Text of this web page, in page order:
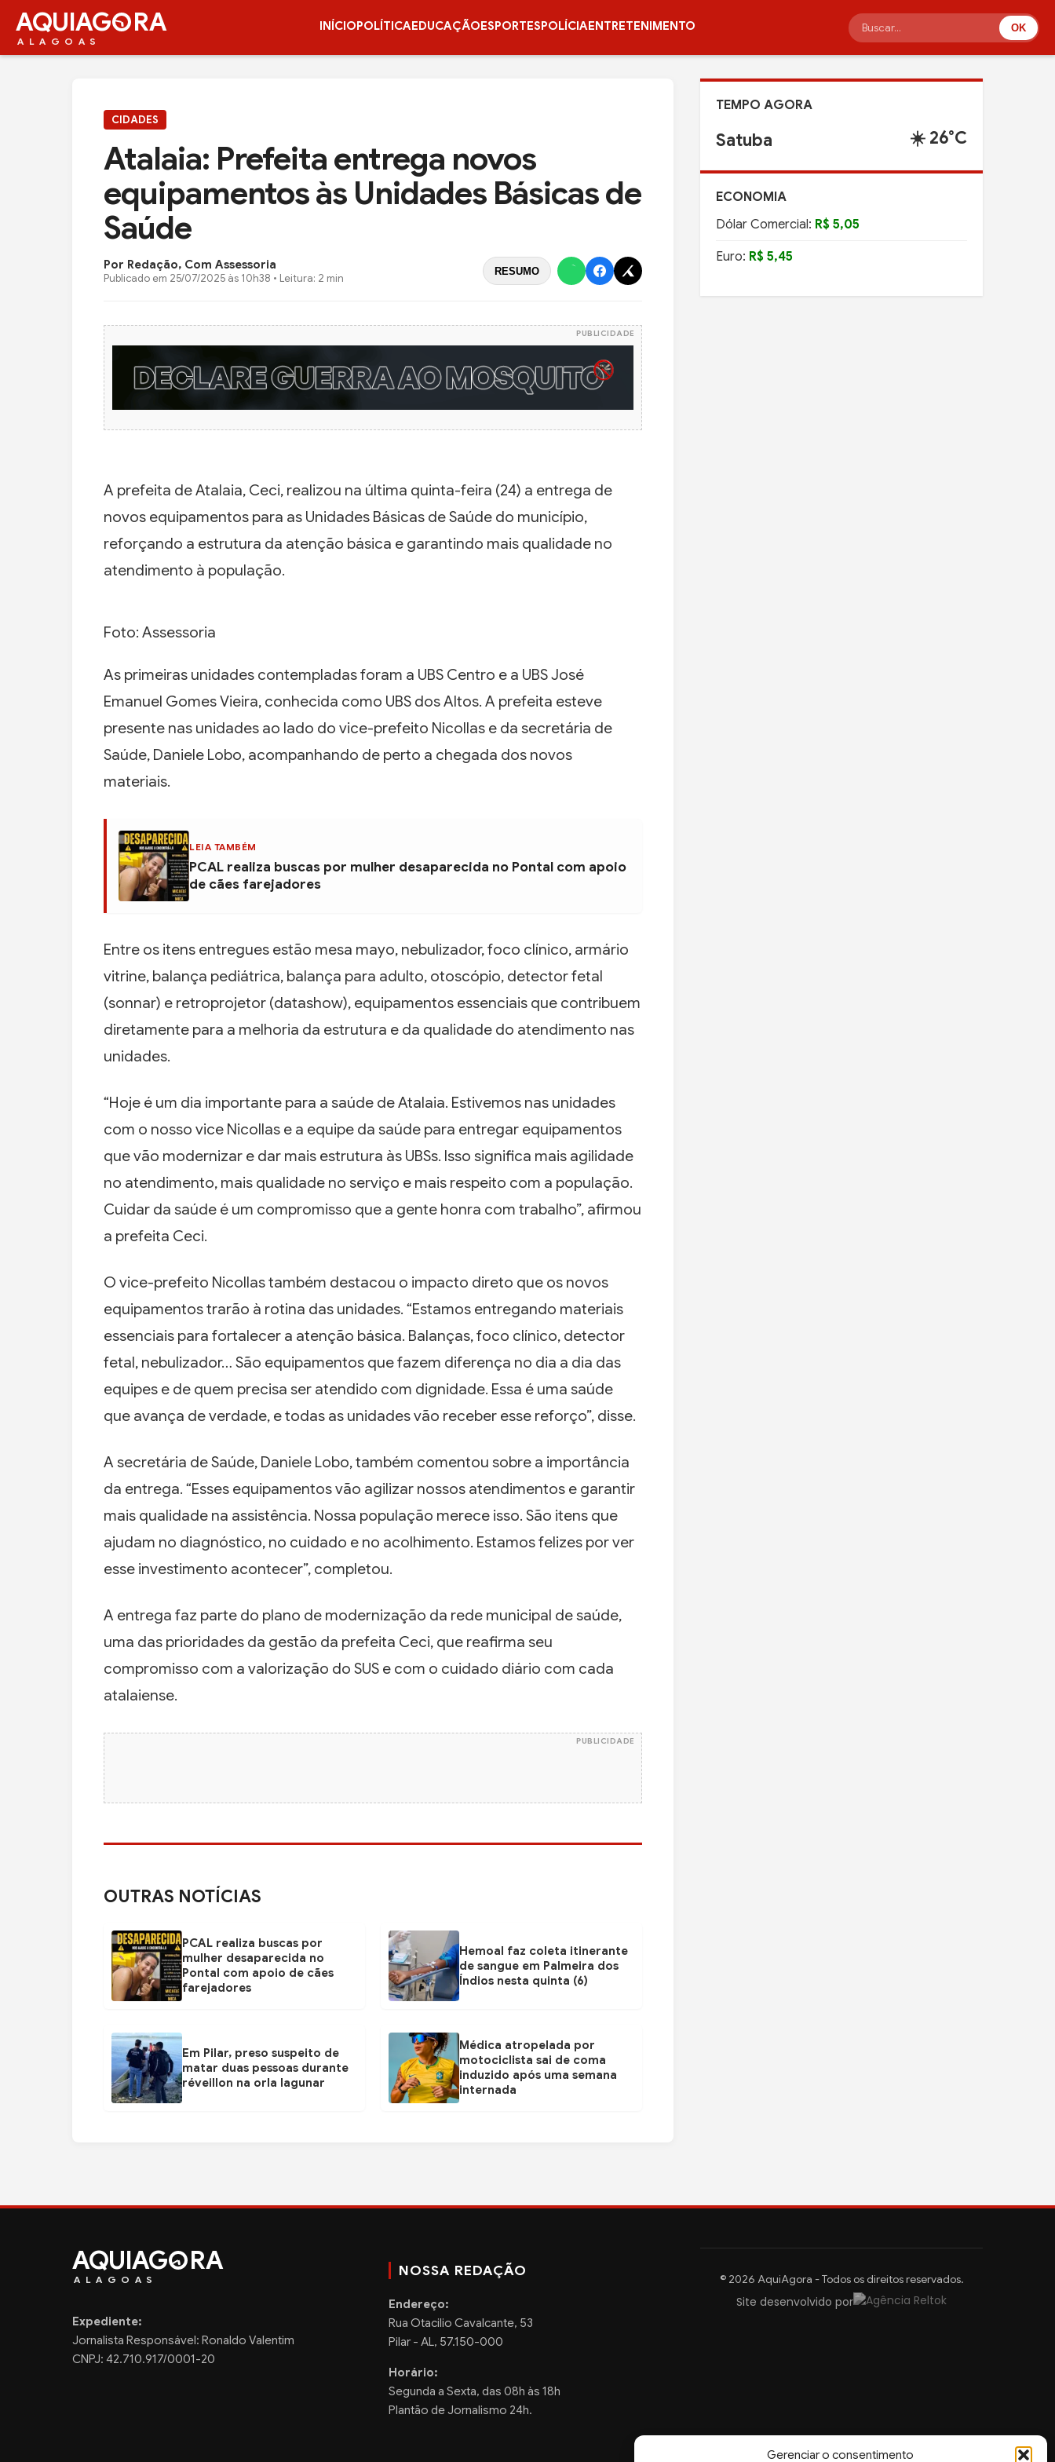
Gerenciar o consentimento
AQUIAG RA
ALAGOAS
INÍCIOPOLÍTICAEDUCAÇÃOESPORTESPOLÍCIAENTRETENIMENTO OK
CIDADES
Atalaia: Prefeita entrega novos
equipamentos às Unidades Básicas de
Saúde
Por Redação, Com Assessoria
Publicado em 25/07/2025 às 10h38 • Leitura: 2 min
RESUMO
PUBLICIDADE
A prefeita de Atalaia, Ceci, realizou na última quinta-feira (24) a entrega de
novos equipamentos para as Unidades Básicas de Saúde do município,
reforçando a estrutura da atenção básica e garantindo mais qualidade no
atendimento à população.
Foto: Assessoria
As primeiras unidades contempladas foram a UBS Centro e a UBS José
Emanuel Gomes Vieira, conhecida como UBS dos Altos. A prefeita esteve
presente nas unidades ao lado do vice-prefeito Nicollas e da secretária de
Saúde, Daniele Lobo, acompanhando de perto a chegada dos novos
materiais.
LEIA TAMBÉM
PCAL realiza buscas por mulher desaparecida no Pontal com apoio
de cães farejadores
Entre os itens entregues estão mesa mayo, nebulizador, foco clínico, armário
vitrine, balança pediátrica, balança para adulto, otoscópio, detector fetal
(sonnar) e retroprojetor (datashow), equipamentos essenciais que contribuem
diretamente para a melhoria da estrutura e da qualidade do atendimento nas
unidades.
“Hoje é um dia importante para a saúde de Atalaia. Estivemos nas unidades
com o nosso vice Nicollas e a equipe da saúde para entregar equipamentos
que vão modernizar e dar mais estrutura às UBSs. Isso significa mais agilidade
no atendimento, mais qualidade no serviço e mais respeito com a população.
Cuidar da saúde é um compromisso que a gente honra com trabalho”, afirmou
a prefeita Ceci.
O vice-prefeito Nicollas também destacou o impacto direto que os novos
equipamentos trarão à rotina das unidades. “Estamos entregando materiais
essenciais para fortalecer a atenção básica. Balanças, foco clínico, detector
fetal, nebulizador… São equipamentos que fazem diferença no dia a dia das
equipes e de quem precisa ser atendido com dignidade. Essa é uma saúde
que avança de verdade, e todas as unidades vão receber esse reforço”, disse.
A secretária de Saúde, Daniele Lobo, também comentou sobre a importância
da entrega. “Esses equipamentos vão agilizar nossos atendimentos e garantir
mais qualidade na assistência. Nossa população merece isso. São itens que
ajudam no diagnóstico, no cuidado e no acolhimento. Estamos felizes por ver
esse investimento acontecer”, completou.
A entrega faz parte do plano de modernização da rede municipal de saúde,
uma das prioridades da gestão da prefeita Ceci, que reafirma seu
compromisso com a valorização do SUS e com o cuidado diário com cada
atalaiense.
PUBLICIDADE
OUTRAS NOTÍCIAS
PCAL realiza buscas por
mulher desaparecida no
Pontal com apoio de cães
farejadores
Hemoal faz coleta itinerante
de sangue em Palmeira dos
Índios nesta quinta (6)
Em Pilar, preso suspeito de
matar duas pessoas durante
réveillon na orla lagunar
Médica atropelada por
motociclista sai de coma
induzido após uma semana
internada
TEMPO AGORA
Satuba ☀️ 26°C
ECONOMIA
Dólar Comercial: R$ 5,05
Euro: R$ 5,45
AQUIAG RA
ALAGOAS
Expediente:
Jornalista Responsável: Ronaldo Valentim
CNPJ: 42.710.917/0001-20
NOSSA REDAÇÃO
Endereço:
Rua Otacilio Cavalcante, 53
Pilar - AL, 57.150-000
Horário:
Segunda a Sexta, das 08h às 18h
Plantão de Jornalismo 24h.
© 2026 AquiAgora - Todos os direitos reservados.
Site desenvolvido por